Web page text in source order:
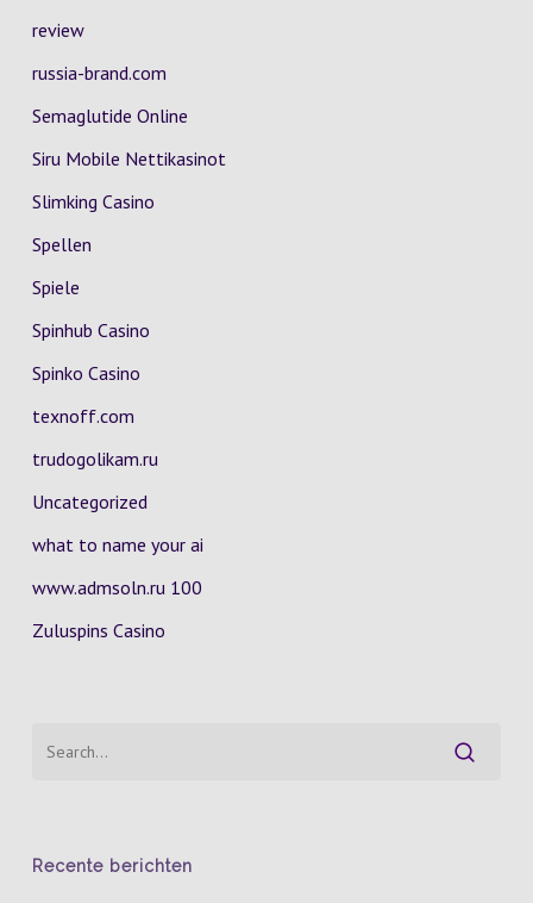
review
russia-brand.com
Semaglutide Online
Siru Mobile Nettikasinot
Slimking Casino
Spellen
Spiele
Spinhub Casino
Spinko Casino
texnoff.com
trudogolikam.ru
Uncategorized
what to name your ai
www.admsoln.ru 100
Zuluspins Casino
Recente berichten